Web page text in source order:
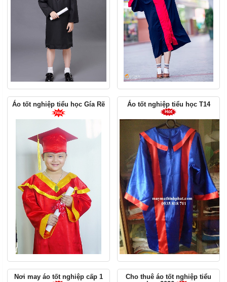
Áo tốt nghiệp tiểu học Gía Rẽ Áo tốt nghiệp tiểu học T14
Nơi may áo tốt nghiệp cấp 1
Cho thuê áo tốt nghiệp tiểu